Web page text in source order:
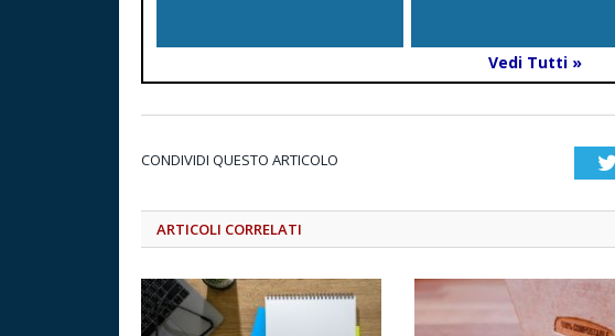
Vedi Tutti »
CONDIVIDI QUESTO ARTICOLO
ARTICOLI CORRELATI